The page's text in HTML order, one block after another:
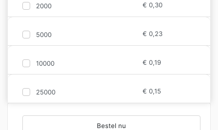
2000 € 0,30
5000 € 0,23
10000 € 0,19
25000 € 0,15
Bestel nu